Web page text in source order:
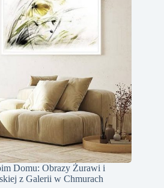
Domu: Obrazy Żurawi i
z Galerii w Chmurach